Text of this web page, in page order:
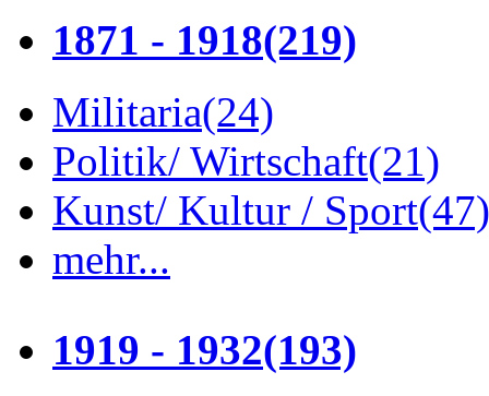
1871 - 1918(219)
Militaria(24)
Politik/ Wirtschaft(21)
Kunst/ Kultur / Sport(47)
mehr...
1919 - 1932(193)